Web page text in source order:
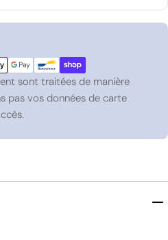
sont traitées de manière
pas vos données de carte